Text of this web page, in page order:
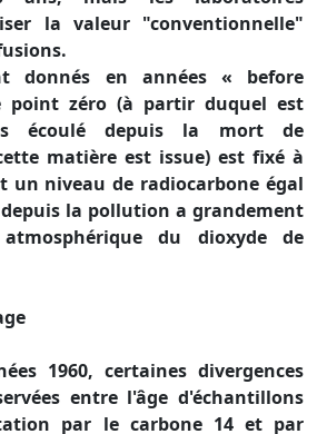
la valeur "conventionnelle"
donnés en années « before
point zéro (à partir duquel est
écoulé depuis la mort de
matière est issue) est fixé à
un niveau de radiocarbone égal
depuis la pollution a grandement
du dioxyde de
1960, certaines divergences
entre l'âge d'échantillons
par le carbone 14 et par